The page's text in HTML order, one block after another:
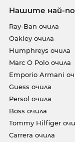
Нашите най-
Ray-Ban очила
Oakley очила
Humphreys очила
Marc O Polo очила
Emporio Armani
Guess очила
Persol очила
Boss очила
Tommy Hilfiger
Carrera очила